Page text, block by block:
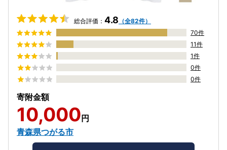
総合評価： 4.8 （全82件）
70件
11件
1件
0件
0件
寄附金額
10,000 円
青森県つがる市